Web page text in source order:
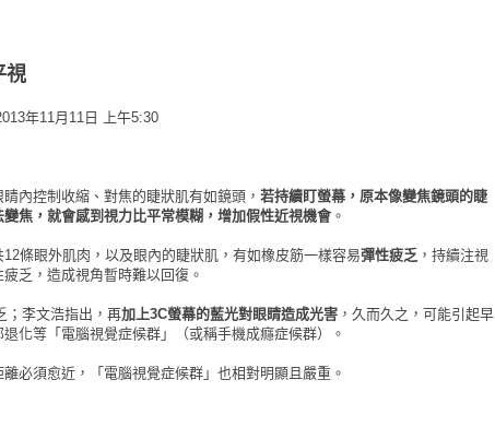
視
年11月11日 上午5:30
內控制收縮、對焦的睫狀肌有如鏡頭， 若持續盯螢幕，原本像變焦鏡頭的睫
焦，就會感到視力比平常模糊，增加假性近視機會。
條眼外肌肉，以及眼內的睫狀肌，有如橡皮筋一樣容易彈性疲乏 ，持續注視
乏，造成視角暫時難以回復。
；李文浩指出，再加上3C螢幕的藍光對眼睛造成光害 ，久而久之，可能引起早
化等「電腦視覺症候群」（或稱手機成癮症候群）。
必須愈近，「電腦視覺症候群」也相對明顯且嚴重。